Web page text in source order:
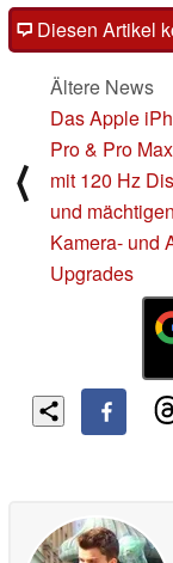
Diesen Artikel
⟨
Ältere News
Das Apple
Pro & Pro
mit 120 Hz
und mächtigen
Kamera- und
Upgrades